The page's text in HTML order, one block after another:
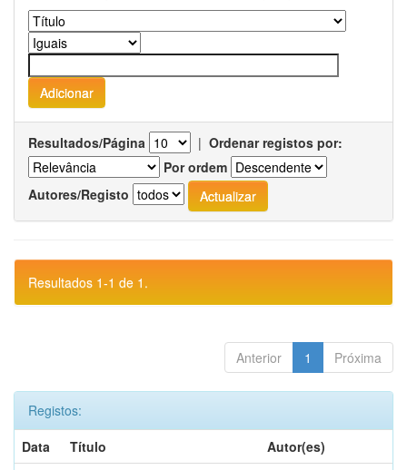
Resultados/Página | Ordenar registos por:
Por ordem
Autores/Registo
Resultados 1-1 de 1.
Anterior 1 Próxima
Registos:
Data
Título
Autor(es)